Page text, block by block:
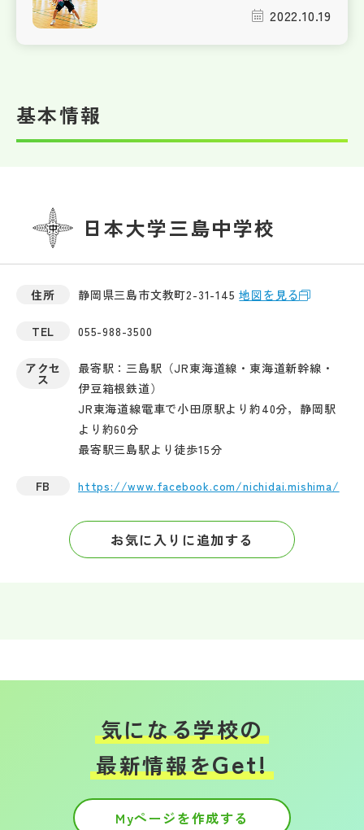
2022.10.19
基本情報
日本大学三島中学校
住所 静岡県三島市文教町2-31-145地図を見る
TEL 055-988-3500
アクセ
ス
最寄駅：三島駅（JR東海道線・東海道新幹線・
伊豆箱根鉄道）
JR東海道線電車で小田原駅より約40分，静岡駅
より約60分
最寄駅三島駅より徒歩15分
FB https://www.facebook.com/nichidai.mishima/
お気に入りに追加する
気になる学校の
最新情報をGet!
Myページを作成する